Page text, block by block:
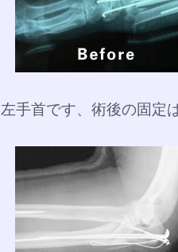
左手首です、術後の固定